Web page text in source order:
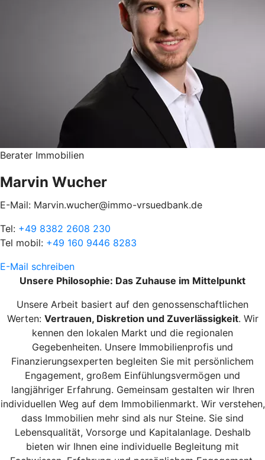
Berater Immobilien
Marvin Wucher
E-Mail: Marvin.wucher@immo-vrsuedbank.de
Tel: +49 8382 2608 230
Tel mobil: +49 160 9446 8283
E-Mail schreiben
Unsere Philosophie: Das Zuhause im Mittelpunkt
Unsere Arbeit basiert auf den genossenschaftlichen
Werten: Vertrauen, Diskretion und Zuverlässigkeit. Wir
kennen den lokalen Markt und die regionalen
Gegebenheiten. Unsere Immobilienprofis und
Finanzierungsexperten begleiten Sie mit persönlichem
Engagement, großem Einfühlungsvermögen und
langjähriger Erfahrung. Gemeinsam gestalten wir Ihren
individuellen Weg auf dem Immobilienmarkt. Wir verstehen,
dass Immobilien mehr sind als nur Steine. Sie sind
Lebensqualität, Vorsorge und Kapitalanlage. Deshalb
bieten wir Ihnen eine individuelle Begleitung mit